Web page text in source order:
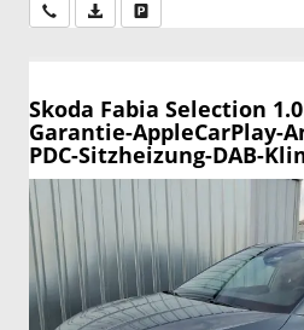
Wir rufen Sie anPDF-Datei, Fahrzeugexposé
Skoda Fabia Selection 1.0
Garantie-AppleCarPlay-
PDC-Sitzheizung-DAB-